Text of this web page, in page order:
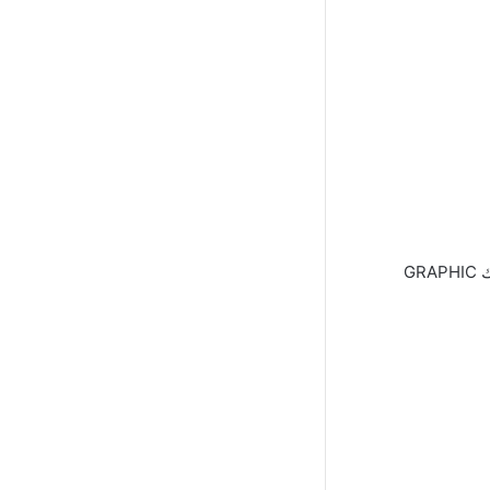
فرصة عمل للبحرينيين تعلن شركة دعاية وإعلان عن توفر شاغر وظيفي بمسمى مصمم جرافيك GRAPHIC